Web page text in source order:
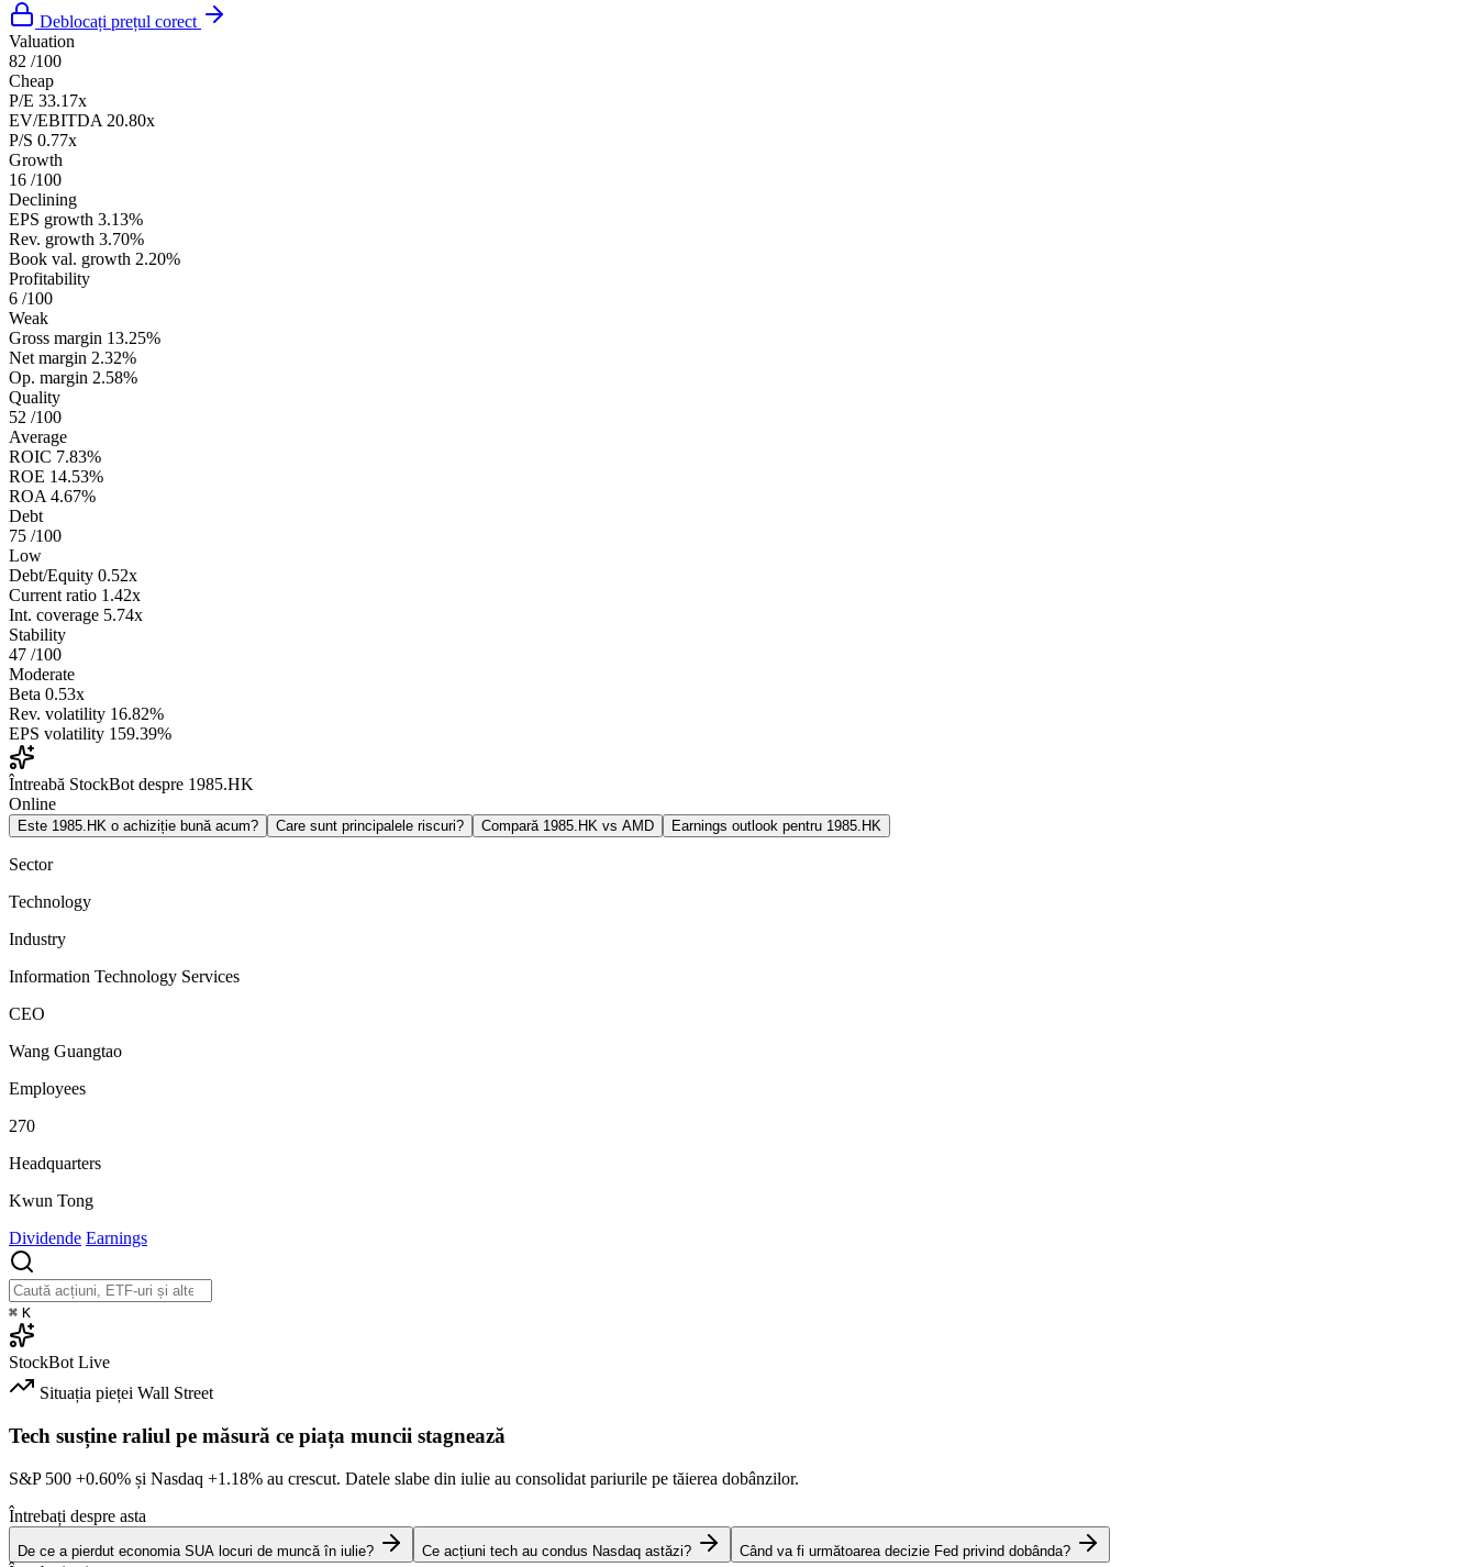
Deblocați prețul corect
Valuation
82 /100
Cheap
P/E 33.17x
EV/EBITDA 20.80x
P/S 0.77x
Growth
16 /100
Declining
EPS growth 3.13%
Rev. growth 3.70%
Book val. growth 2.20%
Profitability
6 /100
Weak
Gross margin 13.25%
Net margin 2.32%
Op. margin 2.58%
Quality
52 /100
Average
ROIC 7.83%
ROE 14.53%
ROA 4.67%
Debt
75 /100
Low
Debt/Equity 0.52x
Current ratio 1.42x
Int. coverage 5.74x
Stability
47 /100
Moderate
Beta 0.53x
Rev. volatility 16.82%
EPS volatility 159.39%
Întreabă StockBot despre 1985.HK
Online
Este 1985.HK o achiziție bună acum? Care sunt principalele riscuri? Compară 1985.HK vs AMD Earnings outlook pentru 1985.HK
Sector
Technology
Industry
Information Technology Services
CEO
Wang Guangtao
Employees
270
Headquarters
Kwun Tong
Dividende Earnings
⌘ K
StockBot Live
Situația pieței Wall Street
Tech susține raliul pe măsură ce piața muncii stagnează
S&P 500 +0.60% și Nasdaq +1.18% au crescut. Datele slabe din iulie au consolidat pariurile pe tăierea dobânzilor.
Întrebați despre asta
De ce a pierdut economia SUA locuri de muncă în iulie? Ce acțiuni tech au condus Nasdaq astăzi? Când va fi următoarea decizie Fed privind dobânda?